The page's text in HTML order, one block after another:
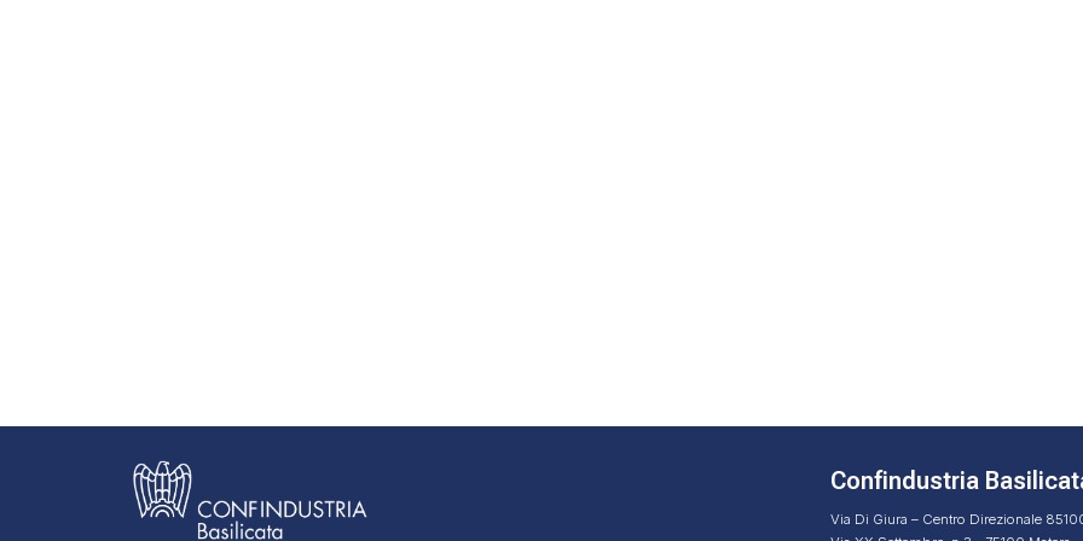
Confindustria
Via Di Giura – Centro Direzionale